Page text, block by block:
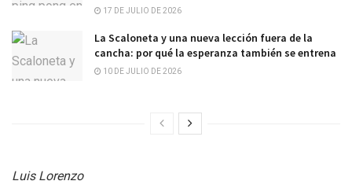
17 DE JULIO DE 2026
La Scaloneta y una nueva lección fuera de la
cancha: por qué la esperanza también se entrena
10 DE JULIO DE 2026
Luis Lorenzo